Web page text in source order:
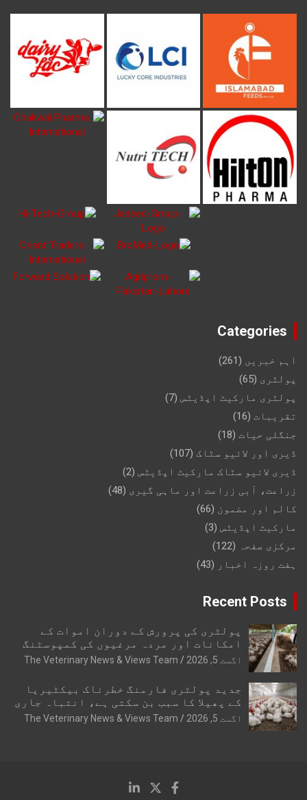
Categories
اہم خبریں (261)
پولٹری (65)
پولٹری مارکیٹ اپڈیٹس (7)
تقریبات (16)
جنگلی حیات (18)
ڈیری اور لائیو سٹاک (107)
ڈیری لائیو سٹاک مارکیٹ اپڈیٹس (2)
زراعت، آبی زراعت اور ماہی گیری (48)
کالم اور مضمون (66)
مارکیٹ اپڈیٹس (3)
مرکزی صفحہ (122)
ہفت روزہ اخبار (43)
Recent Posts
پولٹری کی پرورش کے دوران اموات کے
امکانات اور مردہ مرغیوں کی کمپوسٹنگ
اگست 5, 2026 The Veterinary News & Views Team
جدید پولٹری فارمنگ خطرناک بیکٹیریا
کے پھیلا کا سبب بن سکتی ہے، انتباہ جاری
اگست 5, 2026 The Veterinary News & Views Team